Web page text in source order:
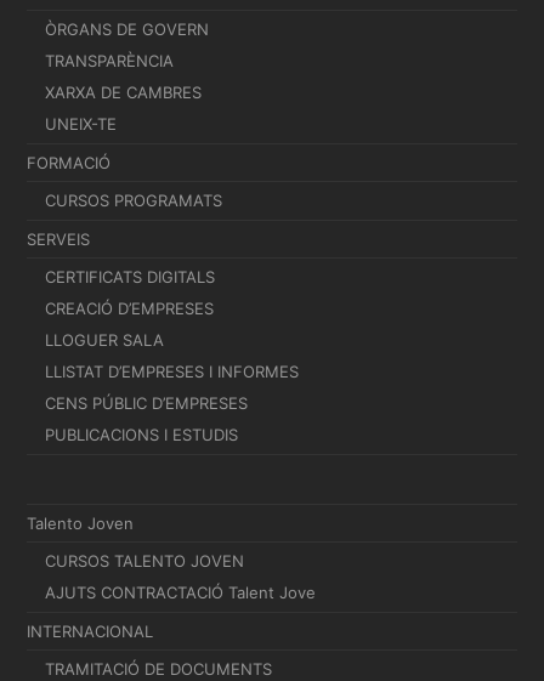
ÒRGANS DE GOVERN
TRANSPARÈNCIA
XARXA DE CAMBRES
UNEIX-TE
FORMACIÓ
CURSOS PROGRAMATS
SERVEIS
CERTIFICATS DIGITALS
CREACIÓ D’EMPRESES
LLOGUER SALA
LLISTAT D’EMPRESES I INFORMES
CENS PÚBLIC D’EMPRESES
PUBLICACIONS I ESTUDIS
Talento Joven
CURSOS TALENTO JOVEN
AJUTS CONTRACTACIÓ Talent Jove
INTERNACIONAL
TRAMITACIÓ DE DOCUMENTS